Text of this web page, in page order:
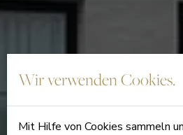
Wir verwenden Cookies.
Mit Hilfe von Cookies sammeln